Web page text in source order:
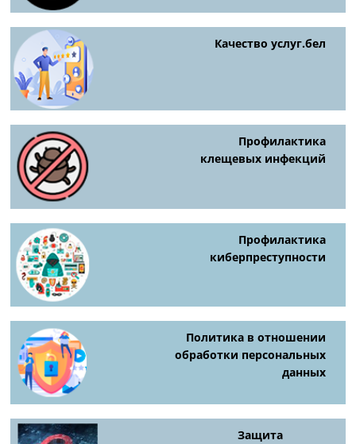
Качество услуг.бел
Профилактика
клещевых инфекций
Профилактика
киберпреступности
Политика в отношении
обработки персональных
данных
Защита